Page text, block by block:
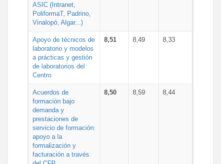
ASIC (Intranet,
PoliformaT, Padrino,
Vinalopó, Algar...)
Apoyo de técnicos de
laboratorio y modelos
a prácticas y gestión
de laboratorios del
Centro
8,51 8,49 8,33
Acuerdos de
formación bajo
demanda y
prestaciones de
servicio de formación:
apoyo a la
formalización y
facturación a través
8,50 8,59 8,44